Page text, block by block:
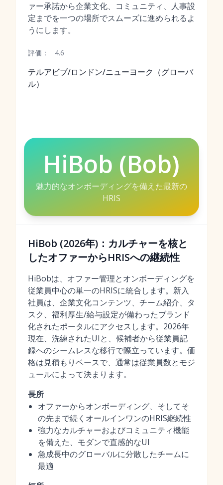
ァー承諾から企業文化、コミュニティ、人事設
定までを一つの場所でスムーズに進められるよ
うにします。
評価： 4.6
テルアビブ/ロンドン/ニューヨーク（グローバ
ル）
HiBob (Bob)
魅力的なオンボーディングを備えた最新の
HRIS
HiBob (2026年)：カルチャーを核と
したオファーからHRISへの継続性
HiBobは、オファー管理とオンボーディングを
従業員中心の単一のHRISに統合します。新入
社員は、企業文化コンテンツ、チーム紹介、タ
スク、福利厚生/給与設定が備わったブランド
化されたポータルにアクセスします。2026年
現在、洗練されたUIと、候補者から従業員記
録へのシームレスな移行で際立っています。価
格は見積もりベースで、通常は従業員数とモジ
ュールによって決まります。
長所
オファーからオンボーディング、そしてそ
の先まで続くオールインワンのHRIS継続性
強力なカルチャーおよびコミュニティ機能
を備えた、モダンで直感的なUI
急成長中のグローバルに分散したチームに
最適